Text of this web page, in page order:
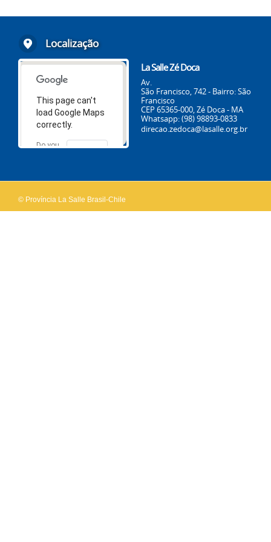
Localização
This page can't
load Google Maps
correctly.
Do you
OK
La Salle Zé Doca
Av.
São Francisco, 742 - Bairro: São
Francisco
CEP 65365-000, Zé Doca - MA
Whatsapp: (98) 98893-0833
direcao.zedoca@lasalle.org.br
© Província La Salle Brasil-Chile